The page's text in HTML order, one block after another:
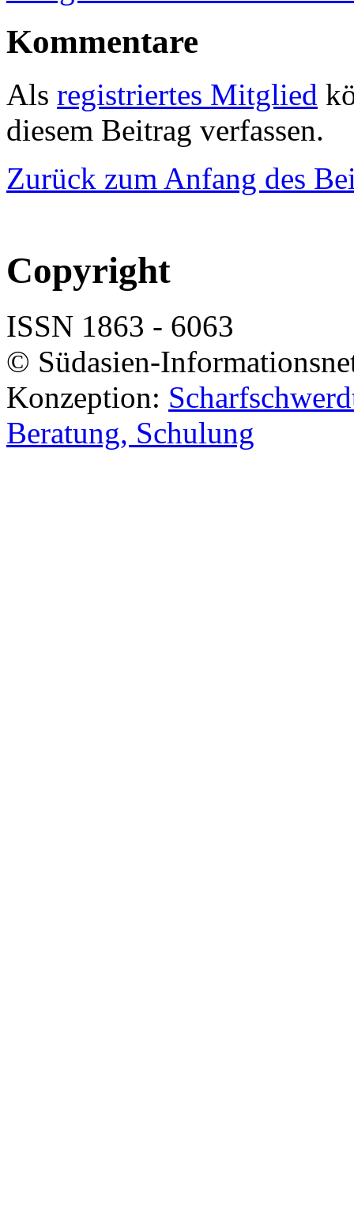
Kommentare
Als registriertes Mitglied
diesem Beitrag verfassen.
Zurück zum Anfang des
Copyright
ISSN 1863 - 6063
© Südasien-
Konzeption:
Beratung, Schulung